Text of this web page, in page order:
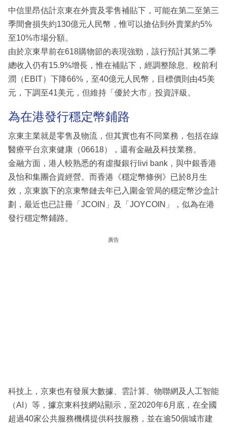
中信里昂估計京東在外賣及零售補貼下，可能在第二至第三
季間會損失約130億元人民幣，惟可以搶佔到外賣業約5%
至10%市場分額。
由於京東早前在618購物節的表現強勁，該行預計其第二季
總收入仍有15.9%增長，惟在補貼下，經調整除息、稅前利
潤（EBIT）下降66%，至40億元人民幣，目標價則由45美
元，下調至41美元，但維持「優於大市」投資評級。
為在港發行穩定幣鋪路
京東主業就是零售及物流，但其實也有不同業務，包括在線
醫療平台京東健康（06618），還有金融及科技業務。
金融方面，港人較熟悉的有虛擬銀行livi bank，與中銀香港
及怡和集團合資經營。而香港《穩定幣條例》已於8月生
效，京東旗下的京東幣鏈去年已入圍金管局的穩定幣沙盒計
劃，最近也已註冊「JCOIN」及「JOYCOIN」，似為在港
發行穩定幣鋪路。
廣告
科技上，京東也有發展大數據、雲計算、物聯網及人工智能
（AI）等，據京東科技網站顯示，至2020年6月底，在全國
超過40家公共服務機構提供科技服務，並在逾50個城市建